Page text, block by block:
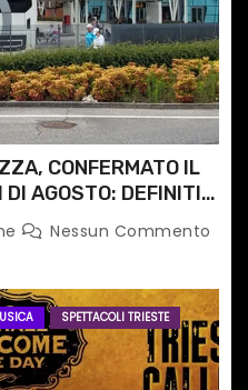
CONFERMATO IL
AGOSTO: DEFINITI
Nessun Commento
SPETTACOLI TRIESTE